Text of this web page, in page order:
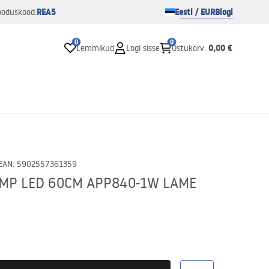
REA5 Eesti / EURBlogi
0
Lemmikud Logi sisse
0
Ostukorv: 0,00 €
: 5902557361359
LED 60CM APP840-1W LAME